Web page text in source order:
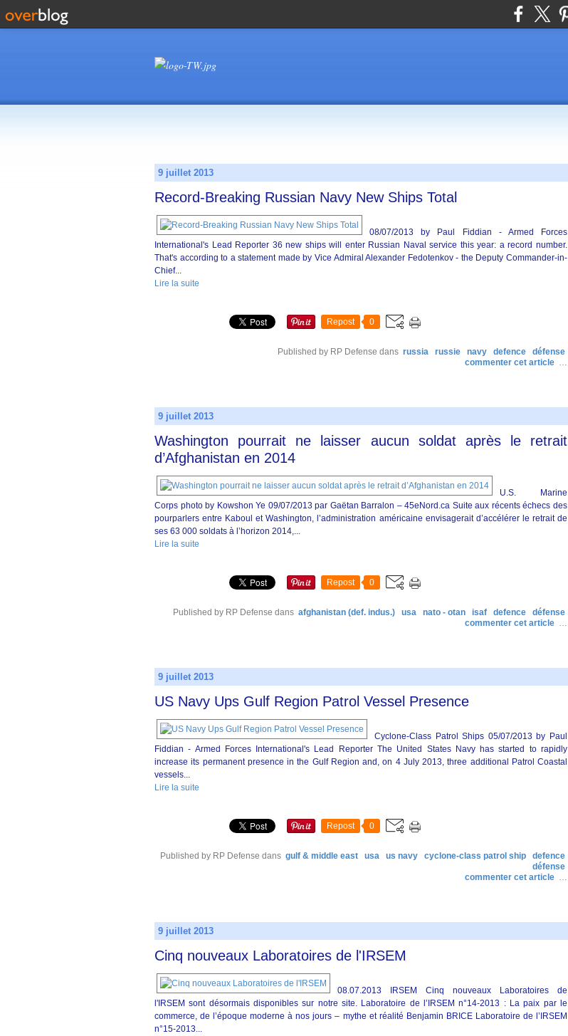
9 juillet 2013
Record-Breaking Russian Navy New Ships Total
08/07/2013 by Paul Fiddian - Armed Forces
International's Lead Reporter 36 new ships will enter Russian Naval service this year: a record number.
That's according to a statement made by Vice Admiral Alexander Fedotenkov - the Deputy Commander-in-
Chief...
Lire la suite
Repost 0
Published by RP Defense dans russia russie navy defence
défense
commenter cet article …
9 juillet 2013
Washington pourrait ne laisser aucun soldat après le retrait
d’Afghanistan en 2014
U.S. Marine
Corps photo by Kowshon Ye 09/07/2013 par Gaëtan Barralon – 45eNord.ca Suite aux récents échecs des
pourparlers entre Kaboul et Washington, l’administration américaine envisagerait d’accélérer le retrait de
ses 63 000 soldats à l’horizon 2014,...
Lire la suite
Repost 0
Published by RP Defense dans afghanistan (def. indus.) usa nato - otan isaf defence
défense
commenter cet article …
9 juillet 2013
US Navy Ups Gulf Region Patrol Vessel Presence
Cyclone-Class Patrol Ships 05/07/2013 by Paul
Fiddian - Armed Forces International's Lead Reporter The United States Navy has started to rapidly
increase its permanent presence in the Gulf Region and, on 4 July 2013, three additional Patrol Coastal
vessels...
Lire la suite
Repost 0
Published by RP Defense dans gulf & middle east usa us navy cyclone-class patrol ship
defence
défense
commenter cet article …
9 juillet 2013
Cinq nouveaux Laboratoires de l'IRSEM
08.07.2013 IRSEM Cinq nouveaux Laboratoires de
l'IRSEM sont désormais disponibles sur notre site. Laboratoire de l’IRSEM n°14-2013 : La paix par le
commerce, de l’époque moderne à nos jours – mythe et réalité Benjamin BRICE Laboratoire de l’IRSEM
n°15-2013...